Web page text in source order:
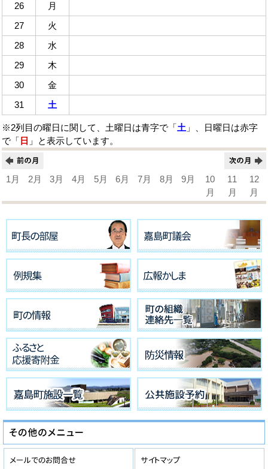
26
月
27
火
28
水
29
木
30
金
31
土
※2列目の曜日に関して、土曜日は青字で「土 」、日曜日は赤字
で「 日 」と表示しています。
1月 2月 3月 4月 5月 6月 7月 8月 9月
10
月
11
月
12
月